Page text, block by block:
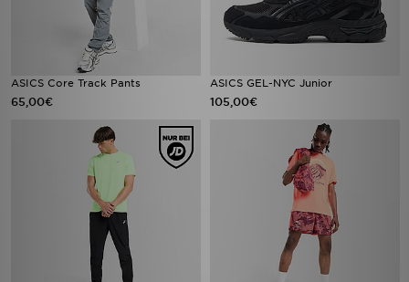
ASICS Core Track Pants
65,00€
ASICS GEL-NYC Junior
105,00€